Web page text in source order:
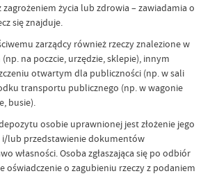
zagrożeniem życia lub zdrowia – zawiadamia o
się znajduje.
zarządcy również rzeczy znalezione w
na poczcie, urzędzie, sklepie), innym
otwartym dla publiczności (np. w sali
transportu publicznego (np. w wagonie
busie).
osobie uprawnionej jest złożenie jego
i/lub przedstawienie dokumentów
własności. Osoba zgłaszająca się po odbiór
oświadczenie o zagubieniu rzeczy z podaniem